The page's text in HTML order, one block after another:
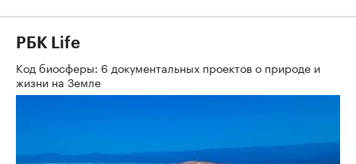
РБК Life
Код биосферы: 6 документальных проектов о природе и
жизни на Земле